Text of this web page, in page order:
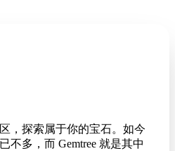
，探索属于你的宝石。如今
不多，而 Gemtree 就是其中